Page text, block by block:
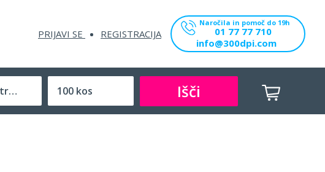
PRIJAVI SE REGISTRACIJA
Naročila in pomoč do 19h
01 77 77 710
info@300dpi.com
136 strani Išči